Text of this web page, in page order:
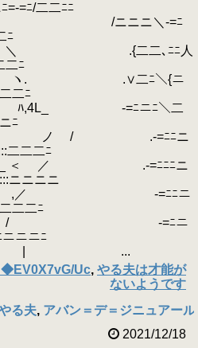
=ﾆ/二二ﾆﾆ
ニニ＼-=ﾆ
ﾆ
二､ﾆﾆ人
二ﾆ
.∨二ﾆ＼{ニ
二ﾆ
-=ﾆニﾆ＼二
ﾆ
ノ / .-=ﾆﾆニ
二二ﾆ
／ .-=ﾆﾆﾆニ
ニニニ
,／ -=ﾆﾆニ
二ﾆ
/ -=ﾆニ
ニﾆ
| ...
◆EV0X7vG/Uc, やる夫は才能が
ないようです
る夫, アバン＝デ＝ジニュアー
2021/12/18